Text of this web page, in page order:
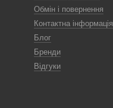
Обмін і повернення
Контактна інформація
Блог
Бренди
Відгуки